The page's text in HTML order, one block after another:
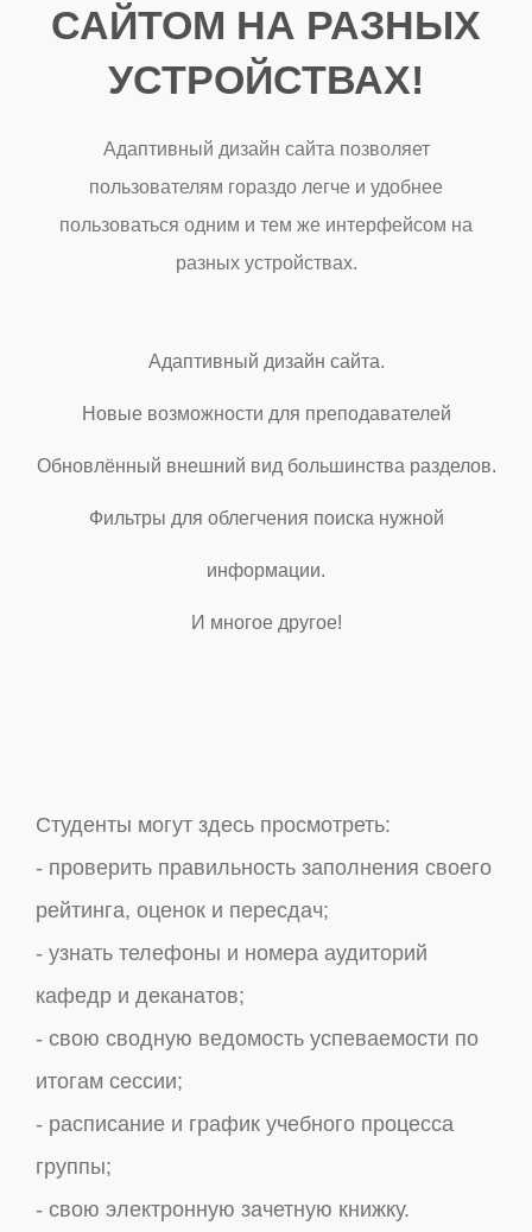
САЙТОМ НА РАЗНЫХ
УСТРОЙСТВАХ!
Адаптивный дизайн сайта позволяет
пользователям гораздо легче и удобнее
пользоваться одним и тем же интерфейсом на
разных устройствах.
Адаптивный дизайн сайта.
Новые возможности для преподавателей
Обновлённый внешний вид большинства разделов.
Фильтры для облегчения поиска нужной
информации.
И многое другое!
Студенты могут здесь просмотреть:
- проверить правильность заполнения своего
рейтинга, оценок и пересдач;
- узнать телефоны и номера аудиторий
кафедр и деканатов;
- свою сводную ведомость успеваемости по
итогам сессии;
- расписание и график учебного процесса
группы;
- свою электронную зачетную книжку.
Сотрудники и преподаватели университета
могут получить информацию:
- найти информацию о студенте, группе,
специальности, факультете и многое другое;
- статистику по заполнению электронных
рейтинговых ведомостей;
- списки незаполненных и незакрытых
ведомостей своей кафедры;
- по контингенту студентов университета.